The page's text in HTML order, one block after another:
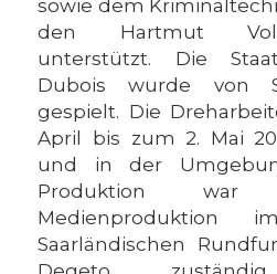
sowie dem
den Hartmut
unterstützt. Die
Dubois wurde von
gespielt. Die
April bis zum 2. Mai
und in der
Produktion war
Medienproduktion
Saarländischen